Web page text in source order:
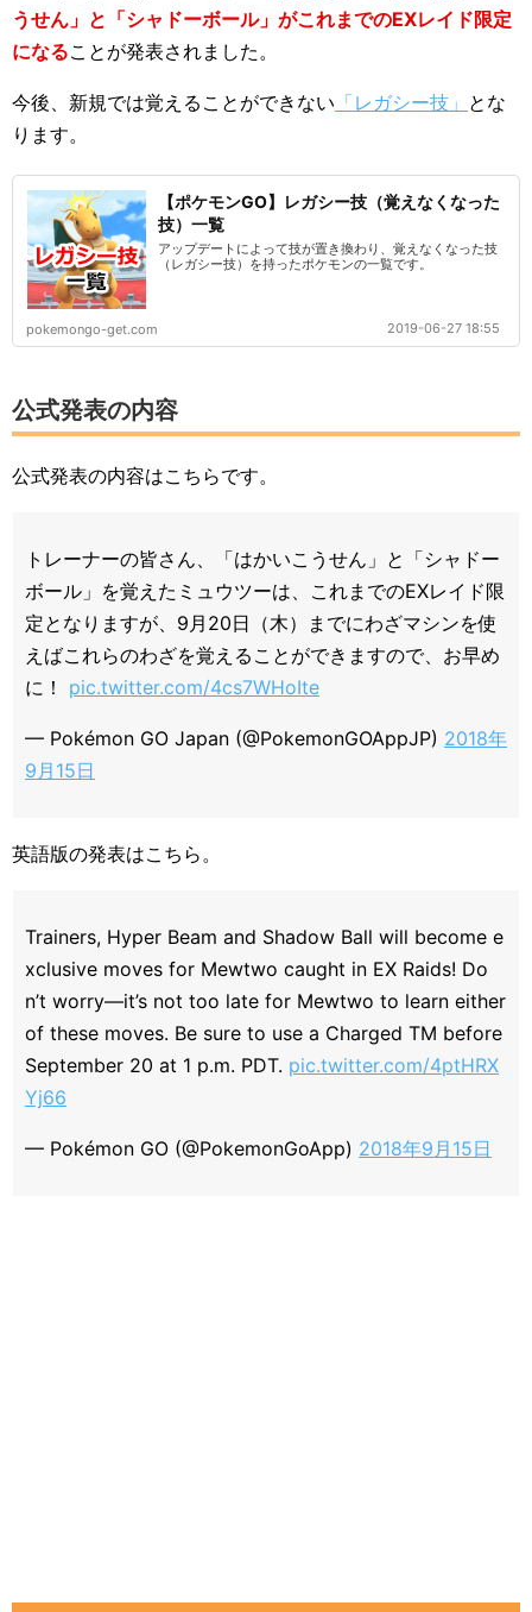
うせん」と「シャドーボール」がこれまでのEXレイド限定
になることが発表されました。
今後、新規では覚えることができない 「レガシー技」 とな
ります。
【ポケモンGO】レガシー技（覚えなくなった
技）一覧
アップデートによって技が置き換わり、覚えなくなった技
（レガシー技）を持ったポケモンの一覧です。
pokemongo-get.com 2019-06-27 18:55
公式発表の内容
公式発表の内容はこちらです。
トレーナーの皆さん、「はかいこうせん」と「シャドー
ボール」を覚えたミュウツーは、これまでのEXレイド限
定となりますが、9月20日（木）までにわざマシンを使
えばこれらのわざを覚えることができますので、お早め
に！ pic.twitter.com/4cs7WHoIte
— Pokémon GO Japan (@PokemonGOAppJP) 2018年
9月15日
英語版の発表はこちら。
Trainers, Hyper Beam and Shadow Ball will become e
xclusive moves for Mewtwo caught in EX Raids! Do
n’t worry—it’s not too late for Mewtwo to learn either
of these moves. Be sure to use a Charged TM before
September 20 at 1 p.m. PDT. pic.twitter.com/4ptHRX
Yj66
— Pokémon GO (@PokemonGoApp) 2018年9月15日